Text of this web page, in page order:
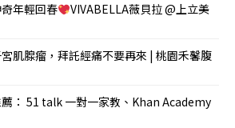
年輕回春
VIVABELLA薇貝拉 @上立美
肌腺瘤，拜託經痛不要再來 | 桃園禾馨腹
： 51 talk 一對一家教、Khan Academy